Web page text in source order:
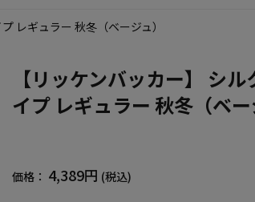
レギュラー 秋冬（ベージュ）
【リッケンバッカー】 シ
イプ レギュラー 秋冬（ベー
価格： 4,389円 (税込)